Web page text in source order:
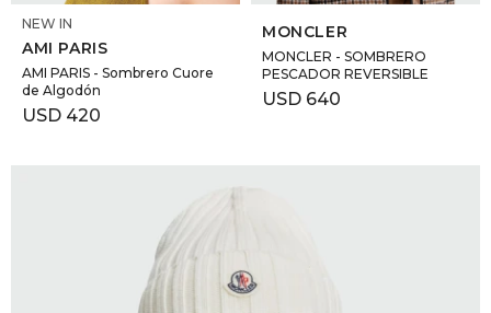
NEW IN
AMI PARIS
AMI PARIS - Sombrero Cuore
de Algodón
USD 420
MONCLER
MONCLER - SOMBRERO
PESCADOR REVERSIBLE
USD 640